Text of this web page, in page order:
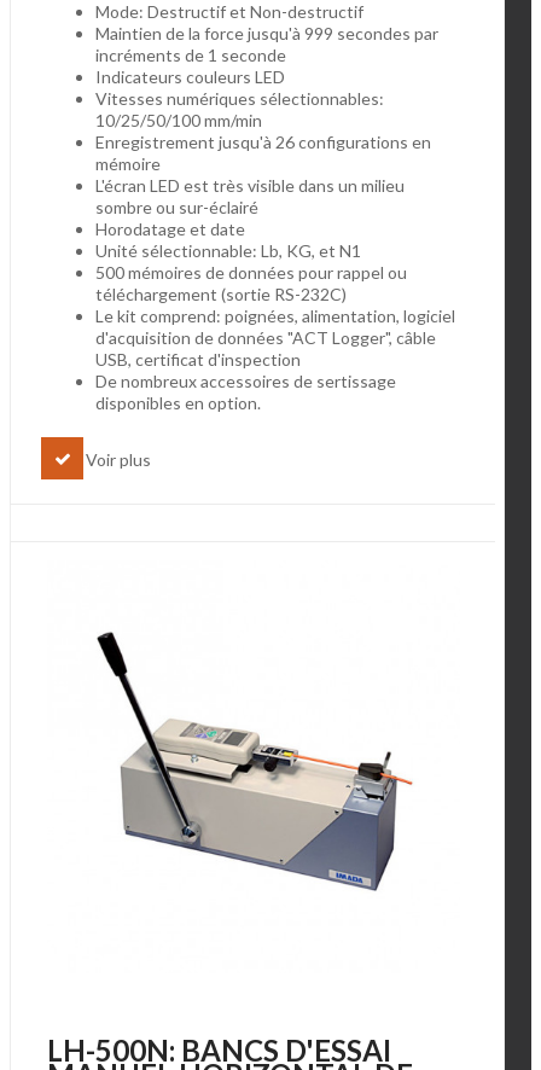
Mode: Destructif et Non-destructif
Maintien de la force jusqu'à 999 secondes par
incréments de 1 seconde
Indicateurs couleurs LED
Vitesses numériques sélectionnables:
10/25/50/100 mm/min
Enregistrement jusqu'à 26 configurations en
mémoire
L'écran LED est très visible dans un milieu
sombre ou sur-éclairé
Horodatage et date
Unité sélectionnable: Lb, KG, et N1
500 mémoires de données pour rappel ou
téléchargement (sortie RS-232C)
Le kit comprend: poignées, alimentation, logiciel
d'acquisition de données "ACT Logger", câble
USB, certificat d'inspection
De nombreux accessoires de sertissage
disponibles en option.
Voir plus
LH-500N: BANCS D'ESSAI